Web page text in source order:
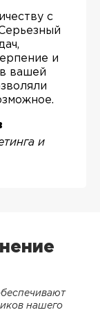
с
и
вашей
и
нашего